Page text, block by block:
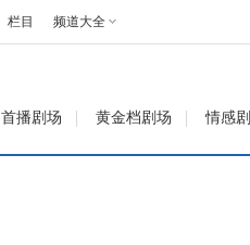
栏目 频道大全
首播剧场 黄金档剧场 情感